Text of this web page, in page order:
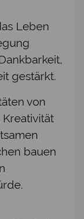
Leben
gestärkt.
von
Kreativität
bauen